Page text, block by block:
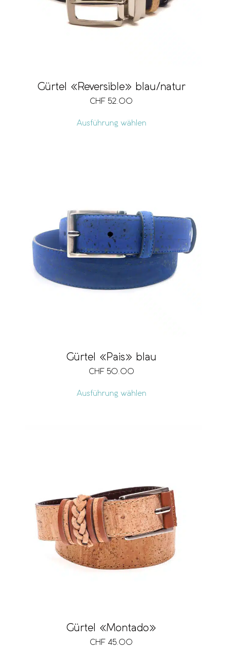
Gürtel «Reversible» blau/natur
CHF 52.00
Ausführung wählen
Gürtel «Pais» blau
CHF 50.00
Ausführung wählen
Gürtel «Montado»
CHF 45.00